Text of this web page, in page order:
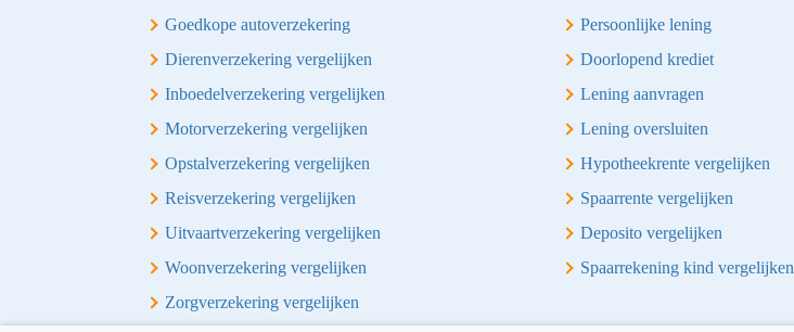
Goedkope autoverzekering
Dierenverzekering vergelijken
Inboedelverzekering vergelijken
Motorverzekering vergelijken
Opstalverzekering vergelijken
Reisverzekering vergelijken
Uitvaartverzekering vergelijken
Woonverzekering vergelijken
Zorgverzekering vergelijken
Persoonlijke lening
Doorlopend krediet
Lening aanvragen
Lening oversluiten
Hypotheekrente vergelijken
Spaarrente vergelijken
Deposito vergelijken
Spaarrekening kind vergelijken